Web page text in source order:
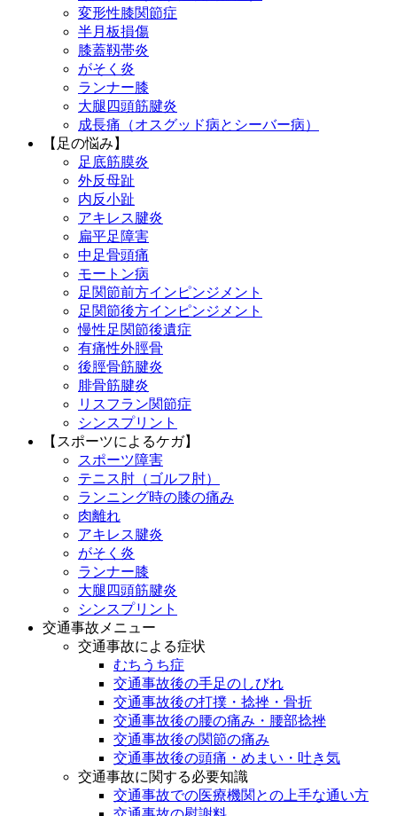
変形性膝関節症
半月板損傷
膝蓋靱帯炎
がそく炎
ランナー膝
大腿四頭筋腱炎
成長痛（オスグッド病とシーバー病）
【足の悩み】
足底筋膜炎
外反母趾
内反小趾
アキレス腱炎
扁平足障害
中足骨頭痛
モートン病
足関節前方インピンジメント
足関節後方インピンジメント
慢性足関節後遺症
有痛性外脛骨
後脛骨筋腱炎
腓骨筋腱炎
リスフラン関節症
シンスプリント
【スポーツによるケガ】
スポーツ障害
テニス肘（ゴルフ肘）
ランニング時の膝の痛み
肉離れ
アキレス腱炎
がそく炎
ランナー膝
大腿四頭筋腱炎
シンスプリント
交通事故メニュー
交通事故による症状
むちうち症
交通事故後の手足のしびれ
交通事故後の打撲・捻挫・骨折
交通事故後の腰の痛み・腰部捻挫
交通事故後の関節の痛み
交通事故後の頭痛・めまい・吐き気
交通事故に関する必要知識
交通事故での医療機関との上手な通い方